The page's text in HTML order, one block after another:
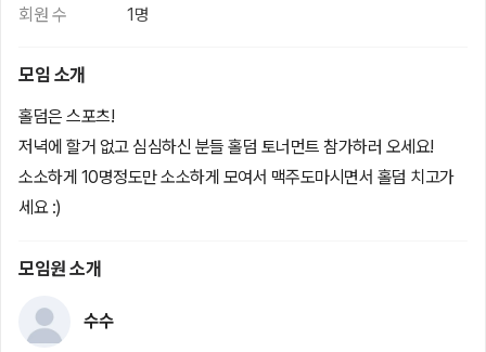
회원 수
1명
모임 소개
홀덤은 스포츠!
저녁에 할거 없고 심심하신 분들 홀덤 토너먼트 참가하러 오세요!
소소하게 10명정도만 소소하게 모여서 맥주도마시면서 홀덤 치고가
세요 :)
모임원 소개
수수